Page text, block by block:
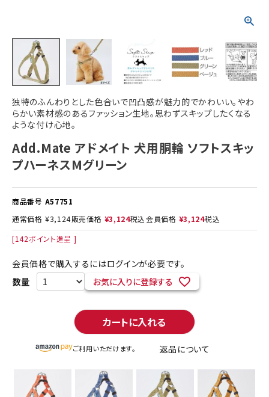
独特のふんわりとした色合いで凹凸感が魅力的でかわいい。やわ
らかい素材感のあるファッション生地。思わずスキップしたくなる
ような付け心地。
Add.Mate アドメイト 犬用胴輪 ソフトスキッ
プハーネスMグリーン
商品番号 A57751
通常価格 ¥3,124販売価格 ¥3,124税込会員価格 ¥3,124税込
[142ポイント進呈 ]
会員価格で購入するにはログインが必要です。
お気に入りに登録する
カートに入れる
ご利用いただけます。 返品について